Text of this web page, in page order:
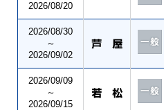
2026/08/20
2026/08/30
～
2026/09/02
2026/09/09
～
2026/09/15